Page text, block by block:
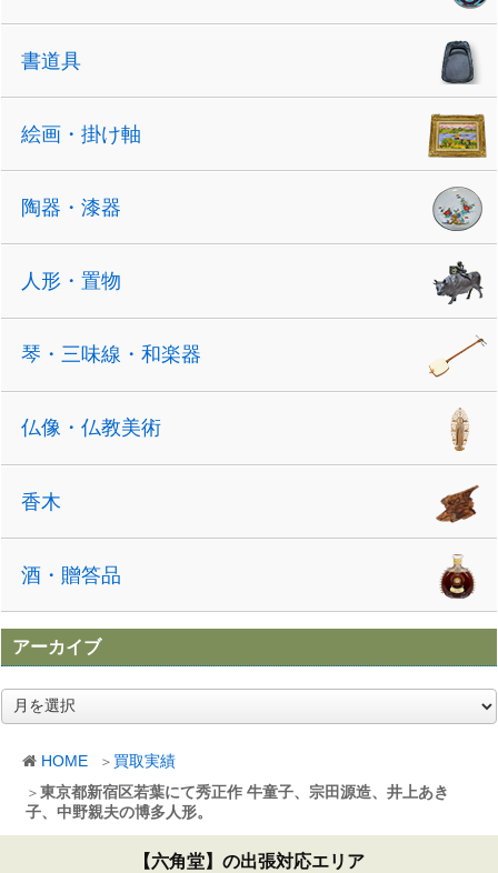
HOME
買取実績
東京都新宿区若葉にて秀正作 牛童子、宗田源造、井上あき
子、中野親夫の博多人形。
書道具
絵画・掛け軸
陶器・漆器
人形・置物
琴・三味線・和楽器
仏像・仏教美術
香木
酒・贈答品
アーカイブ
ア
ー
【六角堂】の出張対応エリア